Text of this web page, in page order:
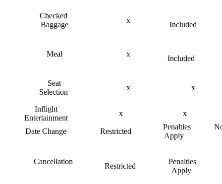
Checked
Baggage
x
Included
Meal x
Included
Seat
Selection
x x
Inflight
Entertainment
x x
Date Change Restricted
Penalties
Apply
Cancellation
Restricted
Penalties
Apply